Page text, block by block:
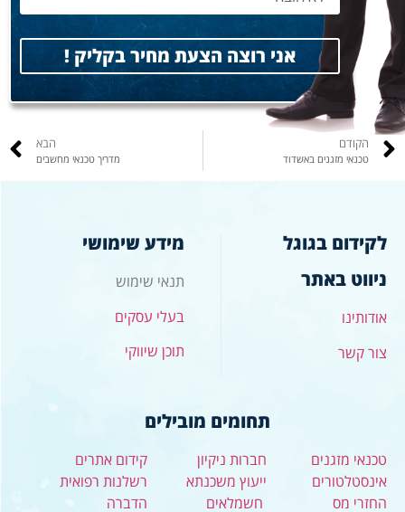
אני רוצה הצעת מחיר בקליק !
הקודם
טכנאי מזגנים באשדוד
הבא
מדריך טכנאי מחשבים
לקידום בגוגל
ניווט באתר
אודותינו
צור קשר
מידע שימושי
תנאי שימוש
בעלי עסקים
תוכן שיווקי
תחומים מובילים
טכנאי מזגנים
אינסטלטורים
החזרי מס
חברות ניקיון
ייעוץ משכנתא
חשמלאים
קידום אתרים
רשלנות רפואית
הדברה